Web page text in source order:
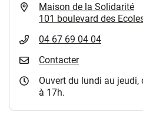
Maison de la Solidarité
101 boulevard des
04 67 69 04 04
Contacter
Ouvert du lundi au jeudi,
à 17h.